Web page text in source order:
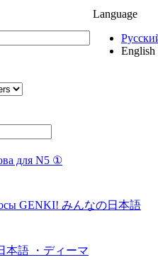
Language
English
для N5 ①
GENKI! みんなの日本語
本語 ・ディーマ